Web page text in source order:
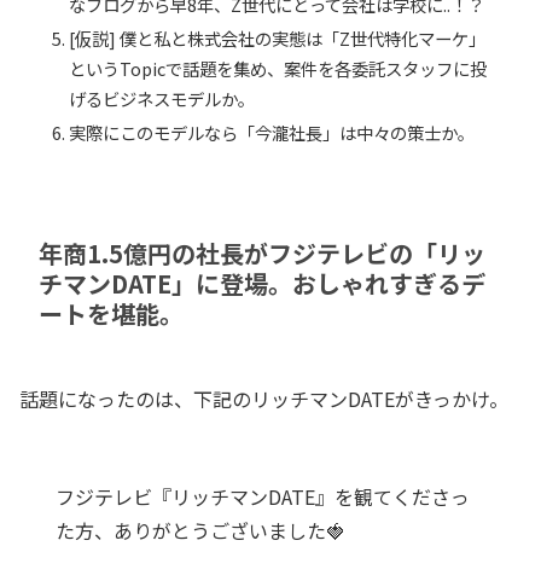
[仮説] 僕と私と株式会社の実態は「Z世代特化マーケ」
というTopicで話題を集め、案件を各委託スタッフに投
げるビジネスモデルか。
実際にこのモデルなら「今瀧社長」は中々の策士か。
年商1.5億円の社長がフジテレビの「リッ
チマンDATE」に登場。おしゃれすぎるデ
ートを堪能。
話題になったのは、下記のリッチマンDATEがきっかけ。
フジテレビ『リッチマンDATE』を観てくださっ
た方、ありがとうございました🍓